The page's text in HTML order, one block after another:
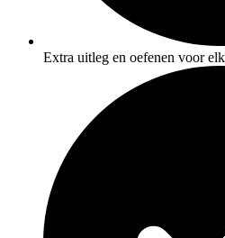
Extra uitleg en oefenen voor